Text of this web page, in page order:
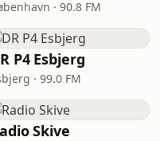
· 90.8 FM
P4 Esbjerg
· 99.0 FM
Skive